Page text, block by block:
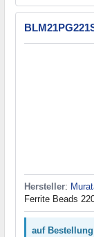
Hersteller:
Ferrite Beads
auf Bestellung